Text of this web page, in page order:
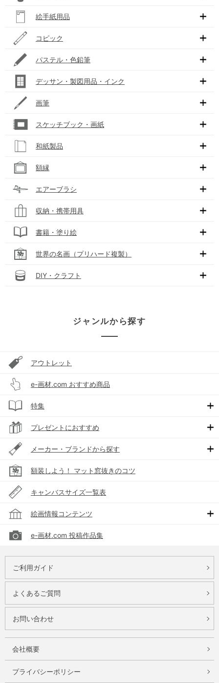
絵手紙用品
コピック
パステル・色鉛筆
デッサン・製図用品・インク
画筆
スケッチブック・画紙
和紙製品
額縁
エアーブラシ
収納・携帯用具
書籍・塗り絵
世界の名画（プリハード複製）
DIY・クラフト
ジャンルから探す
アウトレット
e-画材.com おすすめ商品
特集
プレゼントにおすすめ
メーカー・ブランドから探す
額装しよう！ マット窓抜きのコツ
キャンバスサイズ一覧表
絵画情報コンテンツ
e-画材.com 投稿作品集
ご利用ガイド
よくあるご質問
お問い合わせ
会社概要
プライバシーポリシー